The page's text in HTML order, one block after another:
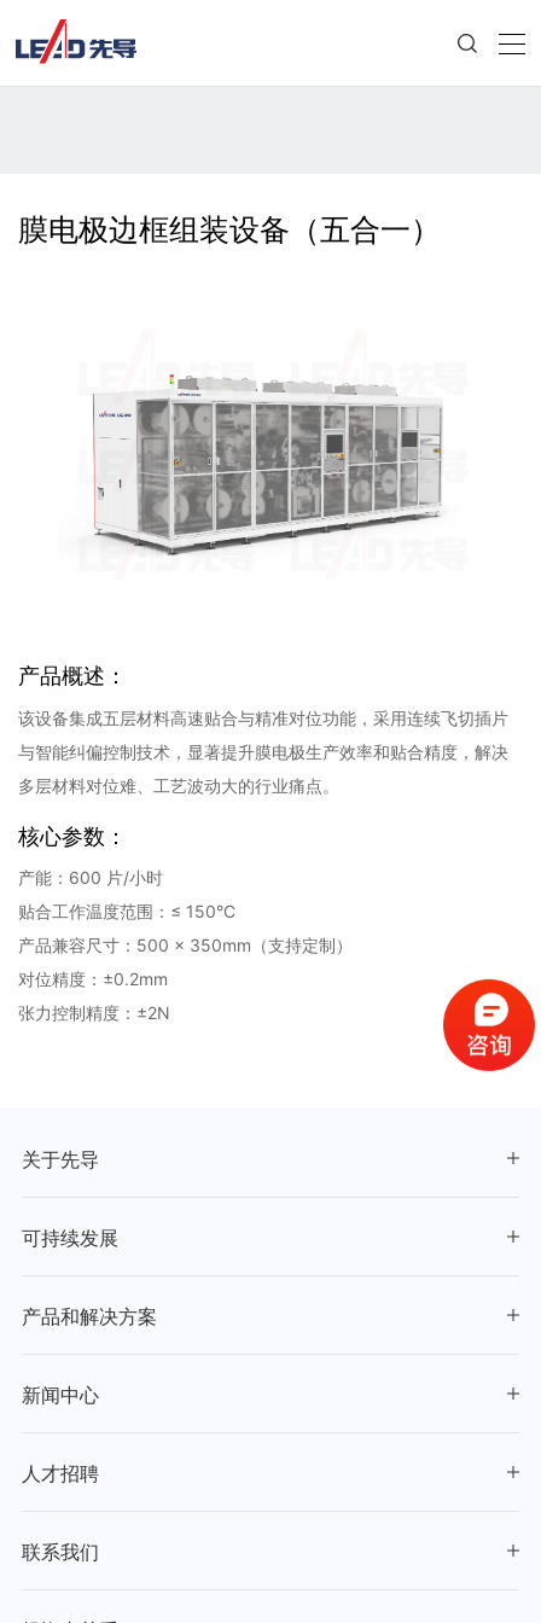
膜电极边框组装设备（五合一）
产品概述：
该设备集成五层材料高速贴合与精准对位功能，采用连续飞切插片
与智能纠偏控制技术，显著提升膜电极生产效率和贴合精度，解决
多层材料对位难、工艺波动大的行业痛点。
核心参数：
产能：600 片/小时
贴合工作温度范围：≤ 150°C
产品兼容尺寸：500 × 350mm（支持定制）
对位精度：±0.2mm
张力控制精度：±2N
关于先导
可持续发展
产品和解决方案
新闻中心
人才招聘
联系我们